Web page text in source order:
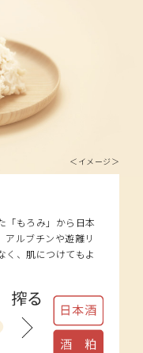
「もろみ」から日本
アルブチンや遊離リ
く、肌につけてもよ
＜イメージ＞